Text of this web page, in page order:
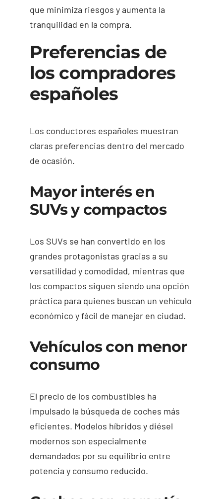
que minimiza riesgos y aumenta la
tranquilidad en la compra.
Preferencias de
los compradores
españoles
Los conductores españoles muestran
claras preferencias dentro del mercado
de ocasión.
Mayor interés en
SUVs y compactos
Los SUVs se han convertido en los
grandes protagonistas gracias a su
versatilidad y comodidad, mientras que
los compactos siguen siendo una opción
práctica para quienes buscan un vehículo
económico y fácil de manejar en ciudad.
Vehículos con menor
consumo
El precio de los combustibles ha
impulsado la búsqueda de coches más
eficientes. Modelos híbridos y diésel
modernos son especialmente
demandados por su equilibrio entre
potencia y consumo reducido.